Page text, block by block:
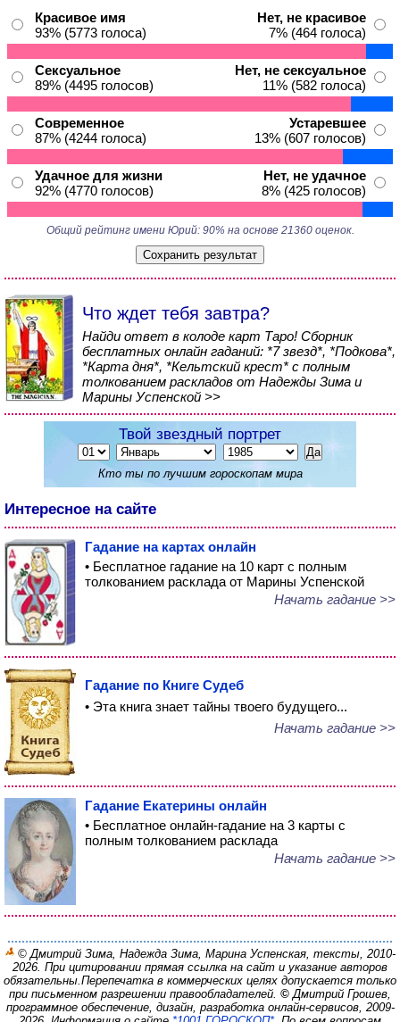
Красивое имя
93% (5773 голоса)
Нет, не красивое
7% (464 голоса)
Сексуальное
89% (4495 голосов)
Нет, не сексуальное
11% (582 голоса)
Современное
87% (4244 голоса)
Устаревшее
13% (607 голосов)
Удачное для жизни
92% (4770 голосов)
Нет, не удачное
8% (425 голосов)
Общий рейтинг имени Юрий: 90% на основе 21360 оценок.
Что ждет тебя завтра?
Найди ответ в колоде карт Таро! Сборник
бесплатных онлайн гаданий: *7 звезд*, *Подкова*,
*Карта дня*, *Кельтский крест* с полным
толкованием раскладов от Надежды Зима и
Марины Успенской >>
Твой звездный портрет
Кто ты по лучшим гороскопам мира
Интересное на сайте
Гадание на картах онлайн
• Бесплатное гадание на 10 карт с полным
толкованием расклада от Марины Успенской
Начать гадание >>
Гадание по Книге Судеб
• Эта книга знает тайны твоего будущего...
Начать гадание >>
Гадание Екатерины онлайн
• Бесплатное онлайн-гадание на 3 карты с
полным толкованием расклада
Начать гадание >>
© Дмитрий Зима, Надежда Зима, Марина Успенская, тексты, 2010-
2026. При цитировании прямая ссылка на сайт и указание авторов
обязательны.Перепечатка в коммерческих целях допускается только
при письменном разрешении правообладателей. © Дмитрий Грошев,
программное обеспечение, дизайн, разработка онлайн-сервисов, 2009-